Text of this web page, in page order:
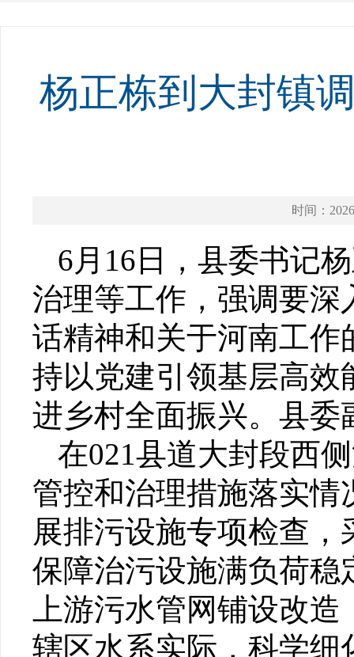
杨正栋到大封镇
时间：
6月16日，县委书记
治理等工作，强调要
话精神和关于河南工
持以党建引领基层高
进乡村全面振兴。县
在021县道大封段西
管控和治理措施落实
展排污设施专项检查
保障治污设施满负荷
上游污水管网铺设改
辖区水系实际，科学